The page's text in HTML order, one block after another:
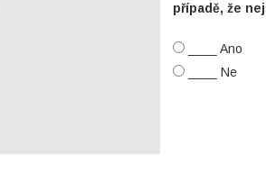
případě, že
____ Ano
____ Ne